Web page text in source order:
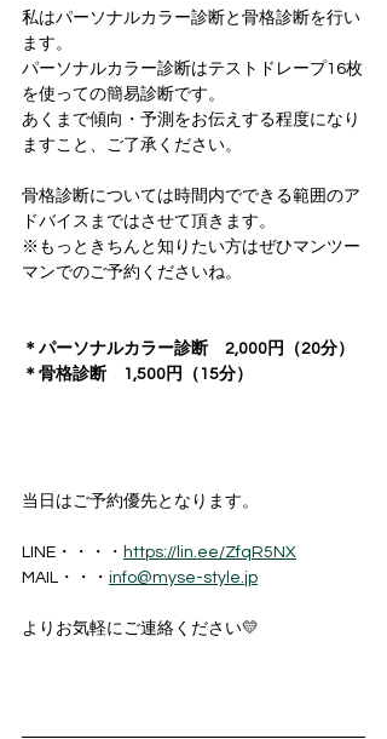
私はパーソナルカラー診断と骨格診断を行い
ます。
パーソナルカラー診断はテストドレープ16枚
を使っての簡易診断です。
あくまで傾向・予測をお伝えする程度になり
ますこと、ご了承ください。
骨格診断については時間内でできる範囲のア
ドバイスまではさせて頂きます。
※もっときちんと知りたい方はぜひマンツー
マンでのご予約くださいね。
＊パーソナルカラー診断　2,000円（20分）
＊骨格診断　1,500円（15分）
当日はご予約優先となります。
LINE・・・・ https://lin.ee/ZfqR5NX
MAIL・・・ info@myse-style.jp
よりお気軽にご連絡ください💛